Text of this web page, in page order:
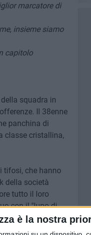
è la nostra
marcatore di
insieme siamo
capitolo
squadra in
Il 38enne
panchina di
classe cristallina,
tifosi, che hanno
della società
tutto il loro
con il "lupo di